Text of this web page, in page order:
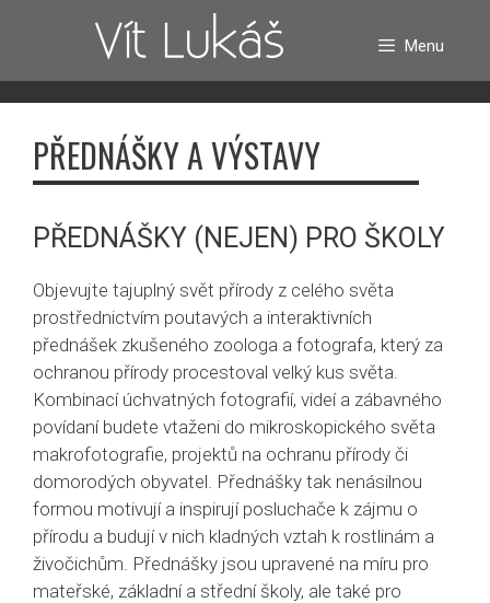
Menu
PŘEDNÁŠKY A VÝSTAVY
PŘEDNÁŠKY (NEJEN) PRO ŠKOLY
Objevujte tajuplný svět přírody z celého světa
prostřednictvím poutavých a interaktivních
přednášek zkušeného zoologa a fotografa, který za
ochranou přírody procestoval velký kus světa.
Kombinací úchvatných fotografií, videí a zábavného
povídaní budete vtaženi do mikroskopického světa
makrofotografie, projektů na ochranu přírody či
domorodých obyvatel. Přednášky tak nenásilnou
formou motivují a inspirují posluchače k zájmu o
přírodu a budují v nich kladných vztah k rostlinám a
živočichům. Přednášky jsou upravené na míru pro
mateřské, základní a střední školy, ale také pro